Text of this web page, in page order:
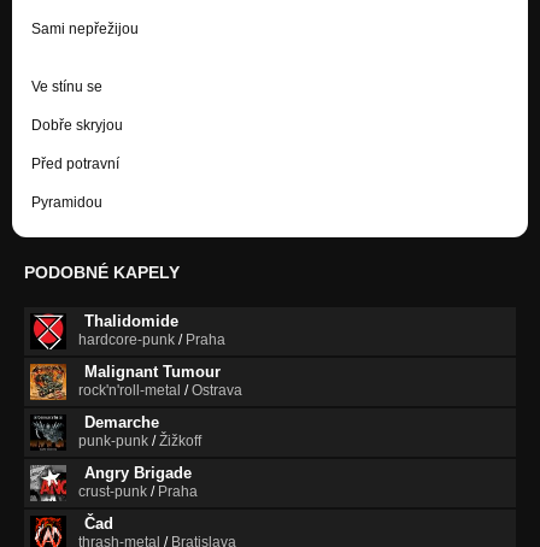
Sami nepřežijou
Ve stínu se
Dobře skryjou
Před potravní
Pyramidou
PODOBNÉ KAPELY
Thalidomide
hardcore-punk / Praha
Malignant Tumour
rock'n'roll-metal /Ostrava
Demarche
punk-punk /Žižkoff
Angry Brigade
crust-punk / Praha
Čad
thrash-metal / Bratislava